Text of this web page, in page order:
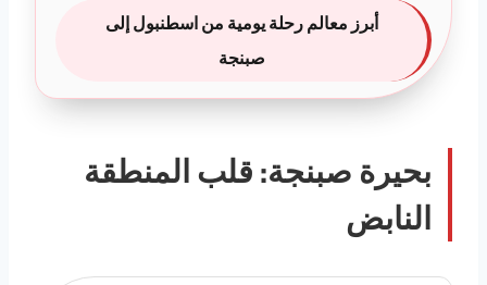
أبرز معالم رحلة يومية من اسطنبول إلى
صبنجة
بحيرة صبنجة: قلب المنطقة
النابض